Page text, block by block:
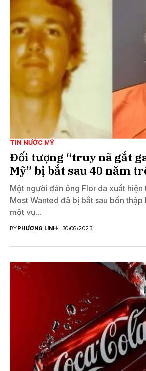
TIN NƯỚC MỸ
Đối tượng “truy nã gắt
Mỹ” bị bắt sau 40 năm
Một người đàn ông Florida xuất hiện
Most Wanted đã bị bắt sau bốn thập
một vụ...
BYPHƯƠNG LINH 30/06/2023